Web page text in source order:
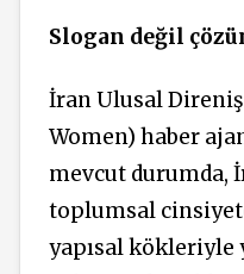
Slogan değil
İran Ulusal
Women) haber
mevcut durumda,
toplumsal
yapısal kökleriyle